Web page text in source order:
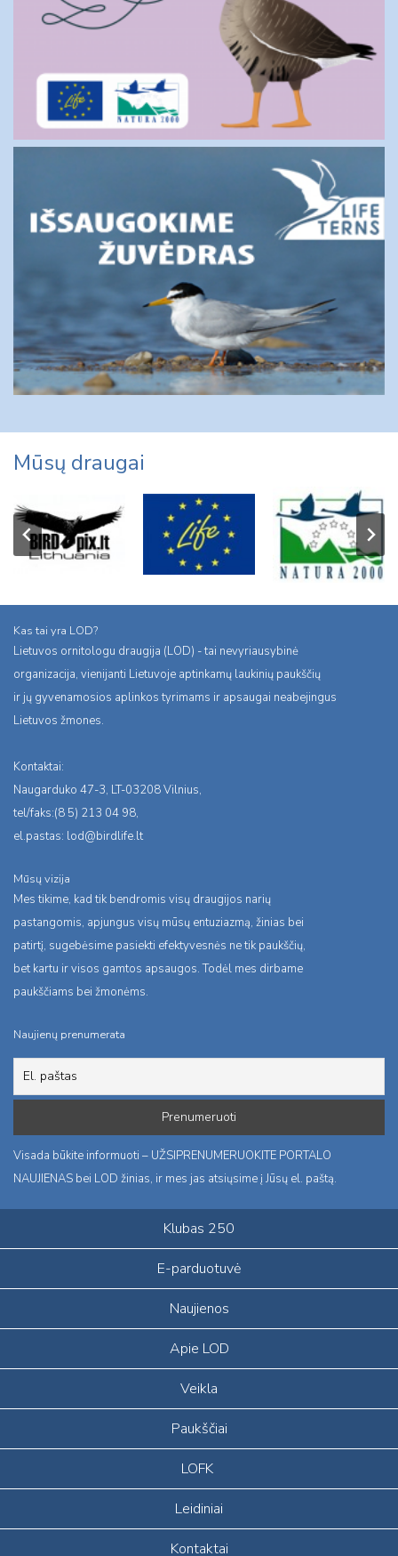
Mūsų draugai
Kas tai yra LOD?
Lietuvos ornitologu draugija (LOD) - tai nevyriausybinė
organizacija, vienijanti Lietuvoje aptinkamų laukinių paukščių
ir jų gyvenamosios aplinkos tyrimams ir apsaugai neabejingus
Lietuvos žmones.
Kontaktai:
Naugarduko 47-3, LT-03208 Vilnius,
tel/faks:(8 5) 213 04 98,
el.pastas: lod@birdlife.lt
Mūsų vizija
Mes tikime, kad tik bendromis visų draugijos narių
pastangomis, apjungus visų mūsų entuziazmą, žinias bei
patirtį, sugebėsime pasiekti efektyvesnės ne tik paukščių,
bet kartu ir visos gamtos apsaugos. Todėl mes dirbame
paukščiams bei žmonėms.
Naujienų prenumerata
Visada būkite informuoti – UŽSIPRENUMERUOKITE PORTALO
NAUJIENAS bei LOD žinias, ir mes jas atsiųsime į Jūsų el. paštą.
Klubas 250
E-parduotuvė
Naujienos
Apie LOD
Veikla
Paukščiai
LOFK
Leidiniai
Kontaktai